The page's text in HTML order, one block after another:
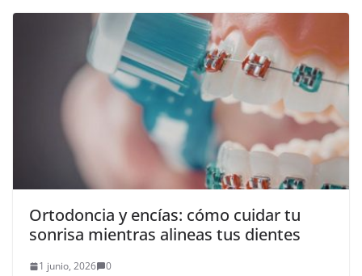
Ortodoncia y encías: cómo cuidar tu
sonrisa mientras alineas tus dientes
1 junio, 2026 0